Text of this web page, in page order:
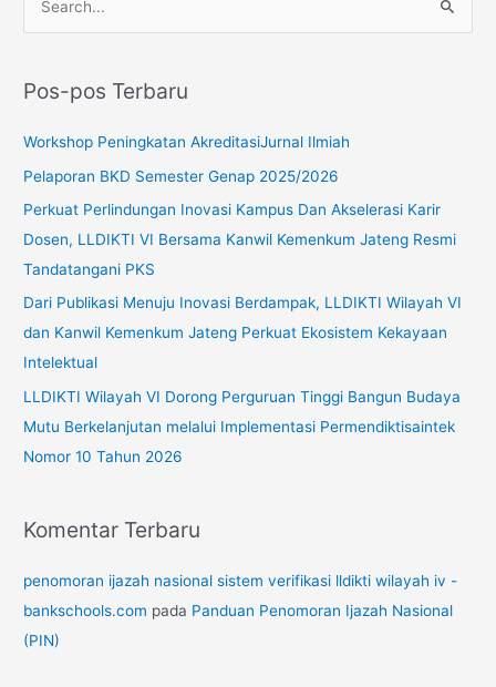
i
u
k
:
Pos-pos Terbaru
Workshop Peningkatan AkreditasiJurnal Ilmiah
Pelaporan BKD Semester Genap 2025/2026
Perkuat Perlindungan Inovasi Kampus Dan Akselerasi Karir
Dosen, LLDIKTI VI Bersama Kanwil Kemenkum Jateng Resmi
Tandatangani PKS
Dari Publikasi Menuju Inovasi Berdampak, LLDIKTI Wilayah VI
dan Kanwil Kemenkum Jateng Perkuat Ekosistem Kekayaan
Intelektual
LLDIKTI Wilayah VI Dorong Perguruan Tinggi Bangun Budaya
Mutu Berkelanjutan melalui Implementasi Permendiktisaintek
Nomor 10 Tahun 2026
Komentar Terbaru
penomoran ijazah nasional sistem verifikasi lldikti wilayah iv -
bankschools.com pada Panduan Penomoran Ijazah Nasional
(PIN)